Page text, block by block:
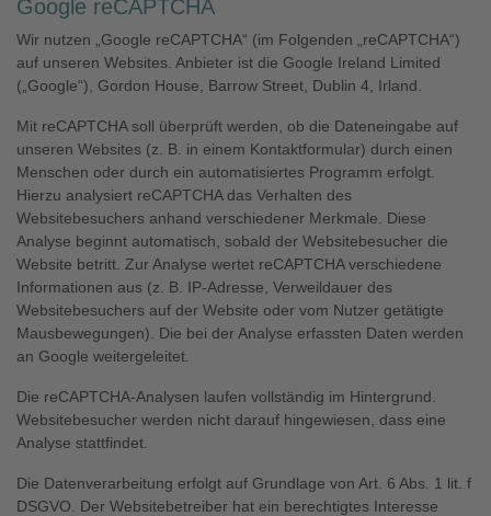
Google reCAPTCHA
Wir nutzen „Google reCAPTCHA“ (im Folgenden „reCAPTCHA“)
auf unseren Websites. Anbieter ist die Google Ireland Limited
(„Google“), Gordon House, Barrow Street, Dublin 4, Irland.
Mit reCAPTCHA soll überprüft werden, ob die Dateneingabe auf
unseren Websites (z. B. in einem Kontaktformular) durch einen
Menschen oder durch ein automatisiertes Programm erfolgt.
Hierzu analysiert reCAPTCHA das Verhalten des
Websitebesuchers anhand verschiedener Merkmale. Diese
Analyse beginnt automatisch, sobald der Websitebesucher die
Website betritt. Zur Analyse wertet reCAPTCHA verschiedene
Informationen aus (z. B. IP-Adresse, Verweildauer des
Websitebesuchers auf der Website oder vom Nutzer getätigte
Mausbewegungen). Die bei der Analyse erfassten Daten werden
an Google weitergeleitet.
Die reCAPTCHA-Analysen laufen vollständig im Hintergrund.
Websitebesucher werden nicht darauf hingewiesen, dass eine
Analyse stattfindet.
Die Datenverarbeitung erfolgt auf Grundlage von Art. 6 Abs. 1 lit. f
DSGVO. Der Websitebetreiber hat ein berechtigtes Interesse